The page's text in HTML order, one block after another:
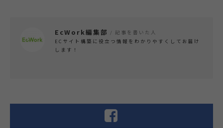
EcWork編集部 / 記事を書いた人
ECサイト構築に役立つ情報をわかりやすくしてお届け
します！